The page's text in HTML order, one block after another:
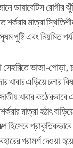
ডায়াবেটিস রোগীর
শর্করার মাত্রা
পুষ্টি এবং নিয়মিত
সেহরিতে ভাজা-পোড়া,
খাবার এড়িয়ে চলার
জাতীয় খাবার
মাত্রা হঠাৎ
হিসেবে
পরামর্শ দেওয়া